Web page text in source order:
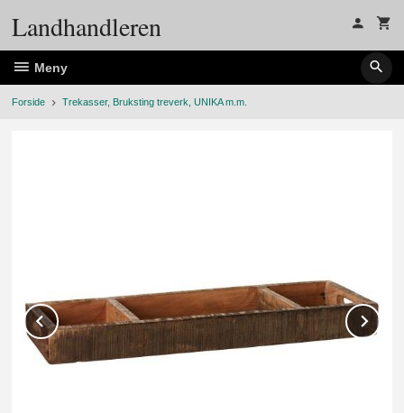
Landhandleren
Meny
Forside Trekasser, Bruksting treverk, UNIKA m.m.
Prev